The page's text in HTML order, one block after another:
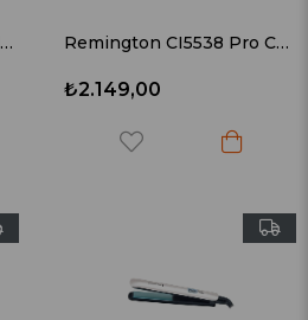
Remington MB3000 Style B3 Serisi Sakal Kesme Makinesi Remington CI5538 Pro Curl 38mm Saç Maşası
₺2.149,00